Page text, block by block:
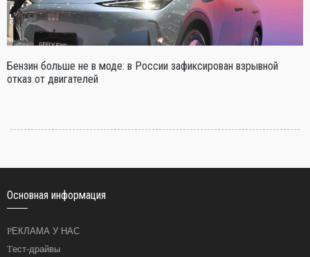
Бензин больше не в моде: в России зафиксирован взрывной
отказ от двигателей
Основная информация
РЕКЛАМА У НАС
Тест-драйвы